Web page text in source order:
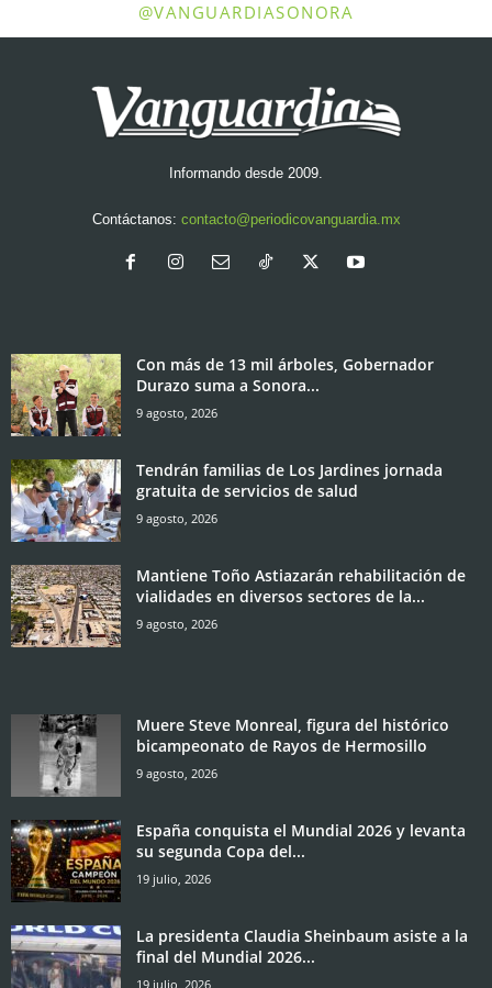
@VANGUARDIASONORA
Informando desde 2009.
Contáctanos: contacto@periodicovanguardia.mx
Con más de 13 mil árboles, Gobernador
Durazo suma a Sonora...
9 agosto, 2026
Tendrán familias de Los Jardines jornada
gratuita de servicios de salud
9 agosto, 2026
Mantiene Toño Astiazarán rehabilitación de
vialidades en diversos sectores de la...
9 agosto, 2026
Muere Steve Monreal, figura del histórico
bicampeonato de Rayos de Hermosillo
9 agosto, 2026
España conquista el Mundial 2026 y levanta
su segunda Copa del...
19 julio, 2026
La presidenta Claudia Sheinbaum asiste a la
final del Mundial 2026...
19 julio, 2026